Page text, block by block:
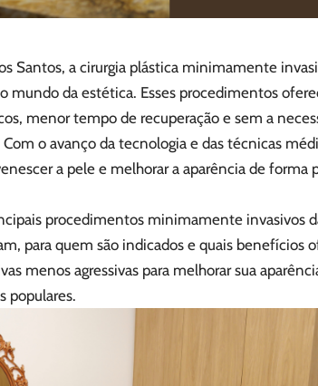
Santos, a cirurgia plástica minimamente
mundo da estética. Esses procedimentos
menor tempo de recuperação e sem a
o avanço da tecnologia e das técnicas
a pele e melhorar a aparência de forma
procedimentos minimamente invasivos
para quem são indicados e quais benefícios
menos agressivas para melhorar sua
populares.